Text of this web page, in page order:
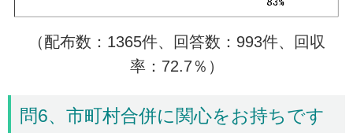
（配布数：1365件、回答数：993件、回収
率：72.7％）
問6、市町村合併に関心をお持ちです